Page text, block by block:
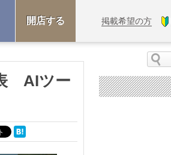
開店する 掲載希望の方
AIツー